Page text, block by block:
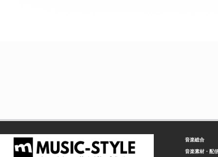
音楽総合
音楽素材・配